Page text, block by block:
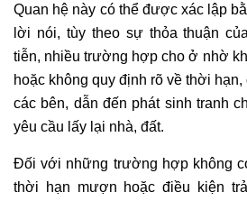
Quan hệ này có thể được xác lập
lời nói, tùy theo sự thỏa thuận
tiễn, nhiều trường hợp cho ở nhờ
hoặc không quy định rõ về thời
các bên, dẫn đến phát sinh tranh
yêu cầu lấy lại nhà, đất.
Đối với những trường hợp không
thời hạn mượn hoặc điều kiện